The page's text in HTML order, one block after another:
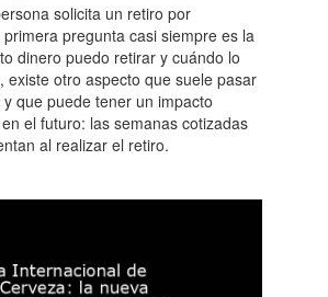
solicita un retiro por
pregunta casi siempre es la
dinero puedo retirar y cuándo lo
existe otro aspecto que suele pasar
que puede tener un impacto
el futuro: las semanas cotizadas
al realizar el retiro.